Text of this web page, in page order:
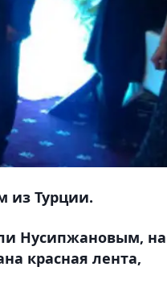
из Турции.
Нусипжановым, на
красная лента,